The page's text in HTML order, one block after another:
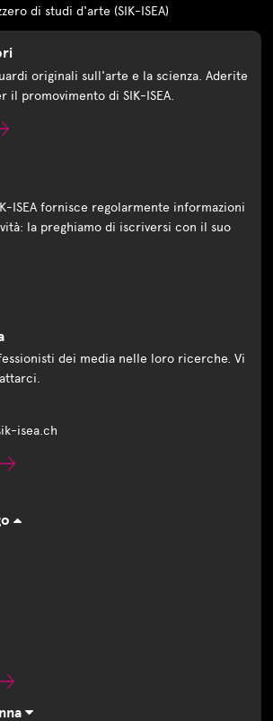
di studi d'arte (SIK-ISEA)
originali sull'arte e la scienza. Aderite
il promovimento di SIK-ISEA.
ISEA fornisce regolarmente informazioni
la preghiamo di iscriversi con il suo
dei media nelle loro ricerche. Vi
isea.ch